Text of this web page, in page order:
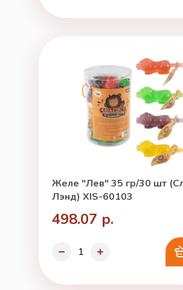
Желе "Лев" 35 гр/30 шт
Лэнд) XIS-60103
498.07 р.